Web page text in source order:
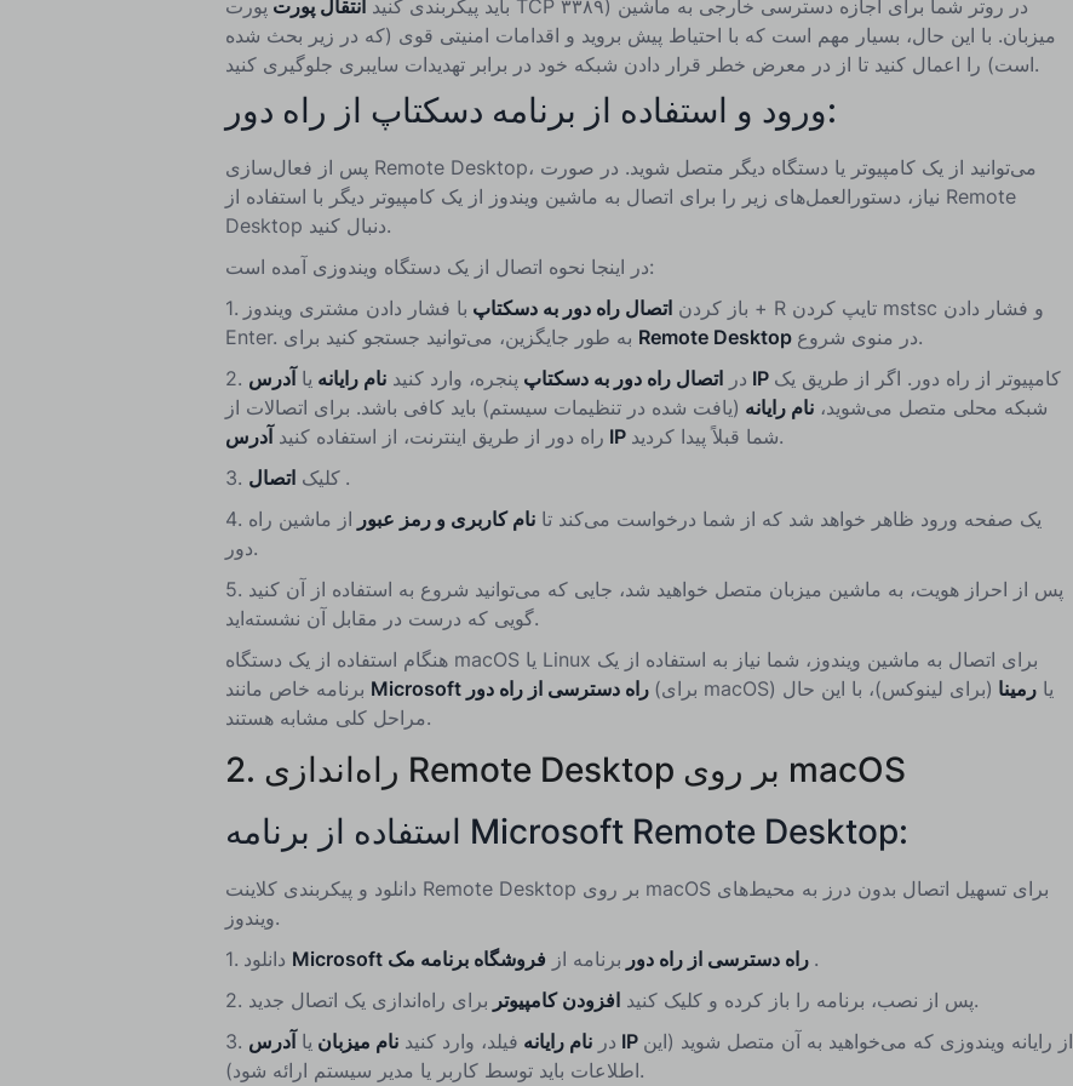
باید پیکربندی کنید انتقال پورت پورت TCP ۳۳۸۹) در روتر شما برای اجازه دسترسی خارجی به ماشین
میزبان. با این حال، بسیار مهم است که با احتیاط پیش بروید و اقدامات امنیتی قوی (که در زیر بحث شده
است) را اعمال کنید تا از در معرض خطر قرار دادن شبکه خود در برابر تهدیدات سایبری جلوگیری کنید.
ورود و استفاده از برنامه دسکتاپ از راه دور:
پس از فعال‌سازی Remote Desktop، می‌توانید از یک کامپیوتر یا دستگاه دیگر متصل شوید. در صورت
نیاز، دستورالعمل‌های زیر را برای اتصال به ماشین ویندوز از یک کامپیوتر دیگر با استفاده از Remote
Desktop دنبال کنید.
در اینجا نحوه اتصال از یک دستگاه ویندوزی آمده است:
1.
باز کردن اتصال راه دور به دسکتاپ با فشار دادن مشتری ویندوز + R تایپ کردن mstsc و فشار دادن
Remote Desktop
در منوی شروع.
2.
در اتصال راه دور به دسکتاپ پنجره، وارد کنیدنام رایانه یا آدرس IP کامپیوتر از راه دور. اگر از طریق یک
شبکه محلی متصل می‌شوید،نام رایانه (یافت شده در تنظیمات سیستم) باید کافی باشد. برای اتصالات از
راه دور از طریق اینترنت، از استفاده کنید آدرس IP
شما قبلاً پیدا کردید.
3.
کلیکاتصال .
4.
یک صفحه ورود ظاهر خواهد شد که از شما درخواست می‌کند تانام کاربری و رمز عبور از ماشین راه
دور.
5. پس از احراز هویت، به ماشین میزبان متصل خواهید شد، جایی که می‌توانید شروع به استفاده از آن کنید
گویی که درست در مقابل آن نشسته‌اید.
هنگام استفاده از یک دستگاه macOS یا Linux برای اتصال به ماشین ویندوز، شما نیاز به استفاده از یک
Microsoft راه دسترسی از راه دور (برای macOS) یارمینا (برای لینوکس)، با این حال
مراحل کلی مشابه هستند.
2. راه‌اندازی Remote Desktop بر روی macOS
استفاده از برنامه Microsoft Remote Desktop:
دانلود و پیکربندی کلاینت Remote Desktop بر روی macOS برای تسهیل اتصال بدون درز به محیط‌های
ویندوز.
1.
Microsoft راه دسترسی از راه دور برنامه از فروشگاه برنامه مک .
2.
پس از نصب، برنامه را باز کرده و کلیک کنید افزودن کامپیوتر
برای راه‌اندازی یک اتصال جدید.
3.
درنام رایانه فیلد، وارد کنیدنام میزبان یا آدرس IP از رایانه ویندوزی که می‌خواهید به آن متصل شوید (این
اطلاعات باید توسط کاربر یا مدیر سیستم ارائه شود).